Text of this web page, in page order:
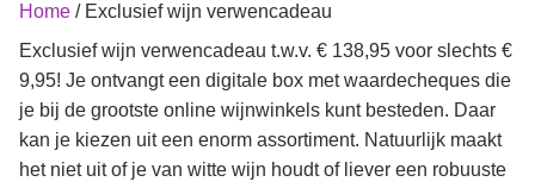
Home / Exclusief wijn verwencadeau
Exclusief wijn verwencadeau t.w.v. € 138,95 voor slechts €
9,95! Je ontvangt een digitale box met waardecheques die
je bij de grootste online wijnwinkels kunt besteden. Daar
kan je kiezen uit een enorm assortiment. Natuurlijk maakt
het niet uit of je van witte wijn houdt of liever een robuuste